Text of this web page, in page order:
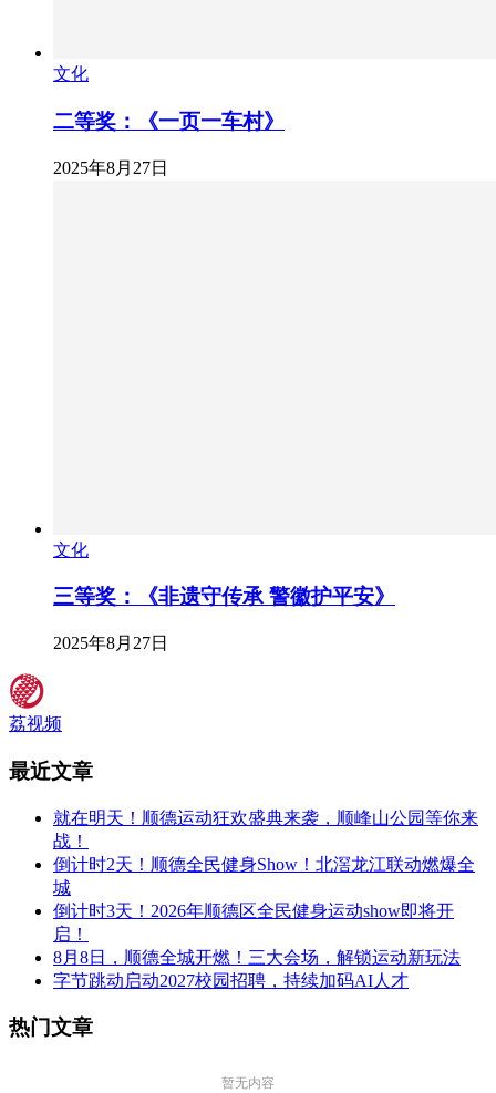
文化
二等奖：《一页一车村》
2025年8月27日
文化
三等奖：《非遗守传承 警徽护平安》
2025年8月27日
荔视频
最近文章
就在明天！顺德运动狂欢盛典来袭，顺峰山公园等你来
战！
倒计时2天！顺德全民健身Show！北滘龙江联动燃爆全
城
倒计时3天！2026年顺德区全民健身运动show即将开
启！
8月8日，顺德全城开燃！三大会场，解锁运动新玩法
字节跳动启动2027校园招聘，持续加码AI人才
热门文章
暂无内容